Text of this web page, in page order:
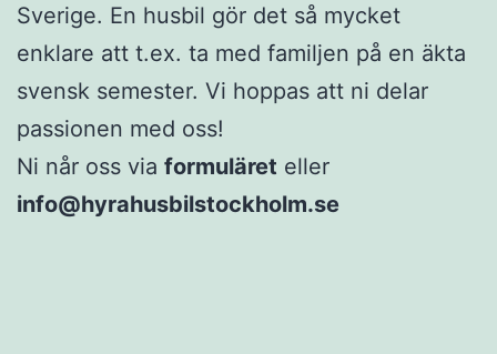
Sverige. En husbil gör det så mycket
enklare att t.ex. ta med familjen på en äkta
svensk semester. Vi hoppas att ni delar
passionen med oss!
Ni når oss via formuläret eller
info@hyrahusbilstockholm.se